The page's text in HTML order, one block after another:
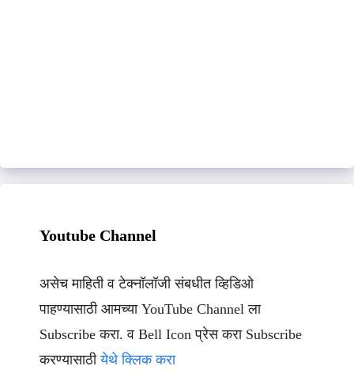
Youtube Channel
असेच माहिती व टेक्नॉलॉजी संबधीत व्हिडिओ
पाहण्यासाठी आमच्या YouTube Channel ला
Subscribe करा. व Bell Icon प्रेस करा Subscribe
करण्यासाठीयेथे क्लिक करा